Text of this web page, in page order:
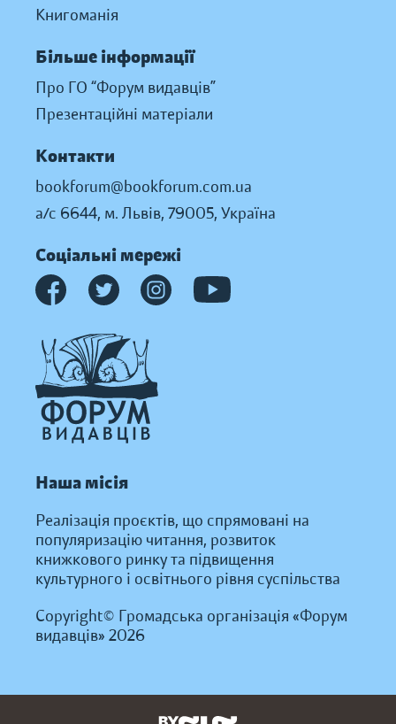
Книгоманія
Більше інформації
Про ГО “Форум видавців”
Презентаційні матеріали
Контакти
bookforum@bookforum.com.ua
а/с 6644, м. Львів, 79005, Україна
Соціальні мережі
Наша місія
Реалізація проєктів, що спрямовані на
популяризацію читання, розвиток
книжкового ринку та підвищення
культурного і освітнього рівня суспільства
Copyright© Громадська організація «Форум
видавців» 2026